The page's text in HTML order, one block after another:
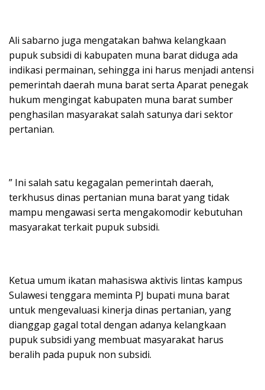
Ali sabarno juga mengatakan bahwa kelangkaan
pupuk subsidi di kabupaten muna barat diduga ada
indikasi permainan, sehingga ini harus menjadi antensi
pemerintah daerah muna barat serta Aparat penegak
hukum mengingat kabupaten muna barat sumber
penghasilan masyarakat salah satunya dari sektor
pertanian.
” Ini salah satu kegagalan pemerintah daerah,
terkhusus dinas pertanian muna barat yang tidak
mampu mengawasi serta mengakomodir kebutuhan
masyarakat terkait pupuk subsidi.
Ketua umum ikatan mahasiswa aktivis lintas kampus
Sulawesi tenggara meminta PJ bupati muna barat
untuk mengevaluasi kinerja dinas pertanian, yang
dianggap gagal total dengan adanya kelangkaan
pupuk subsidi yang membuat masyarakat harus
beralih pada pupuk non subsidi.